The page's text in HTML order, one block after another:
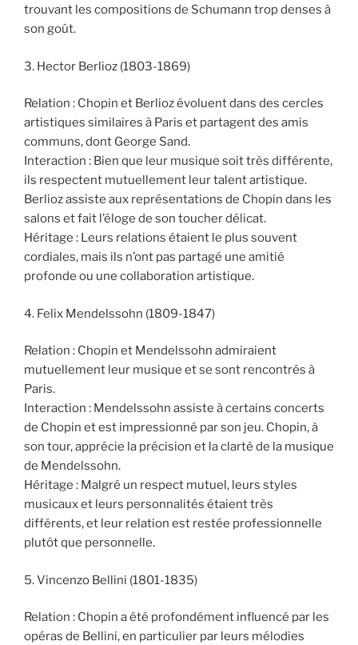
trouvant les compositions de Schumann trop denses à
son goût.
3. Hector Berlioz (1803-1869)
Relation : Chopin et Berlioz évoluent dans des cercles
artistiques similaires à Paris et partagent des amis
communs, dont George Sand.
Interaction : Bien que leur musique soit très différente,
ils respectent mutuellement leur talent artistique.
Berlioz assiste aux représentations de Chopin dans les
salons et fait l’éloge de son toucher délicat.
Héritage : Leurs relations étaient le plus souvent
cordiales, mais ils n’ont pas partagé une amitié
profonde ou une collaboration artistique.
4. Felix Mendelssohn (1809-1847)
Relation : Chopin et Mendelssohn admiraient
mutuellement leur musique et se sont rencontrés à
Paris.
Interaction : Mendelssohn assiste à certains concerts
de Chopin et est impressionné par son jeu. Chopin, à
son tour, apprécie la précision et la clarté de la musique
de Mendelssohn.
Héritage : Malgré un respect mutuel, leurs styles
musicaux et leurs personnalités étaient très
différents, et leur relation est restée professionnelle
plutôt que personnelle.
5. Vincenzo Bellini (1801-1835)
Relation : Chopin a été profondément influencé par les
opéras de Bellini, en particulier par leurs mélodies